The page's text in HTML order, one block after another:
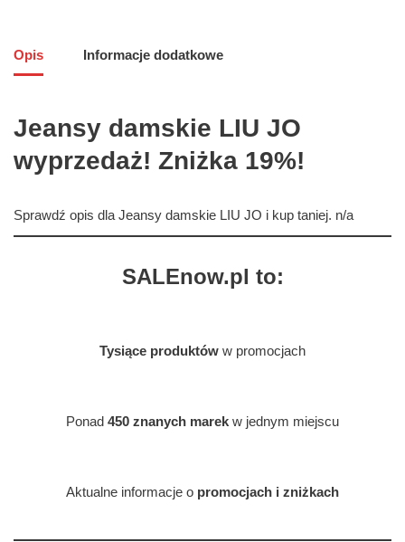
Opis Informacje dodatkowe
Jeansy damskie LIU JO
wyprzedaż! Zniżka 19%!
Sprawdź opis dla Jeansy damskie LIU JO i kup taniej. n/a
SALEnow.pl to:
Tysiące produktów w promocjach
Ponad 450 znanych marek w jednym miejscu
Aktualne informacje o promocjach i zniżkach